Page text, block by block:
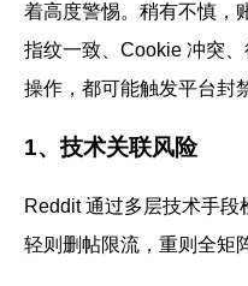
着高度警惕。稍有不慎，
指纹一致、Cookie 冲突
操作，都可能触发平台封
1、技术关联风险
Reddit 通过多层技术手段
轻则删帖限流，重则全矩